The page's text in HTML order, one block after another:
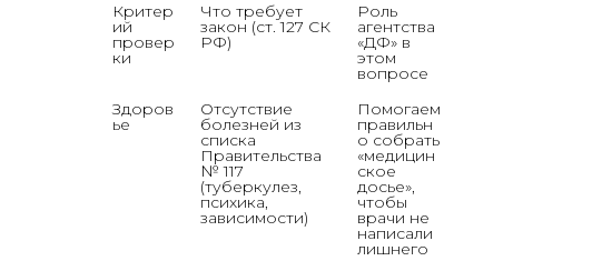
Критер
ий
провер
ки
Что требует
закон (ст. 127 СК
РФ)
Роль
агентства
«ДФ» в
этом
вопросе
Здоров
ье
Отсутствие
болезней из
списка
Правительства
№ 117
(туберкулез,
психика,
зависимости)
Помогаем
правильн
о собрать
«медицин
ское
досье»,
чтобы
врачи не
написали
лишнего